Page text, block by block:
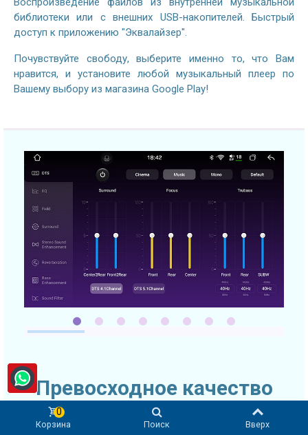
библиотеки или с внешних USB-накопителей. Быстрый
доступ к приложению "Эквалайзер".
Почувствуйте свободу, выберите именно то, что Вам
нравится, и установите любой музыкальный плеер по
Вашему выбору из магазина Google Play!
Превосходное качество
звука
Корзина
0
Поиск Вверх